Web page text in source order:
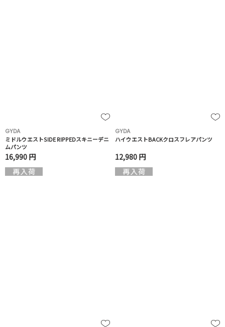
GYDA
ミドルウエストSIDE RIPPEDスキニーデニ
ムパンツ
16,990 円
GYDA
ハイウエストBACKクロスフレアパンツ
12,980 円